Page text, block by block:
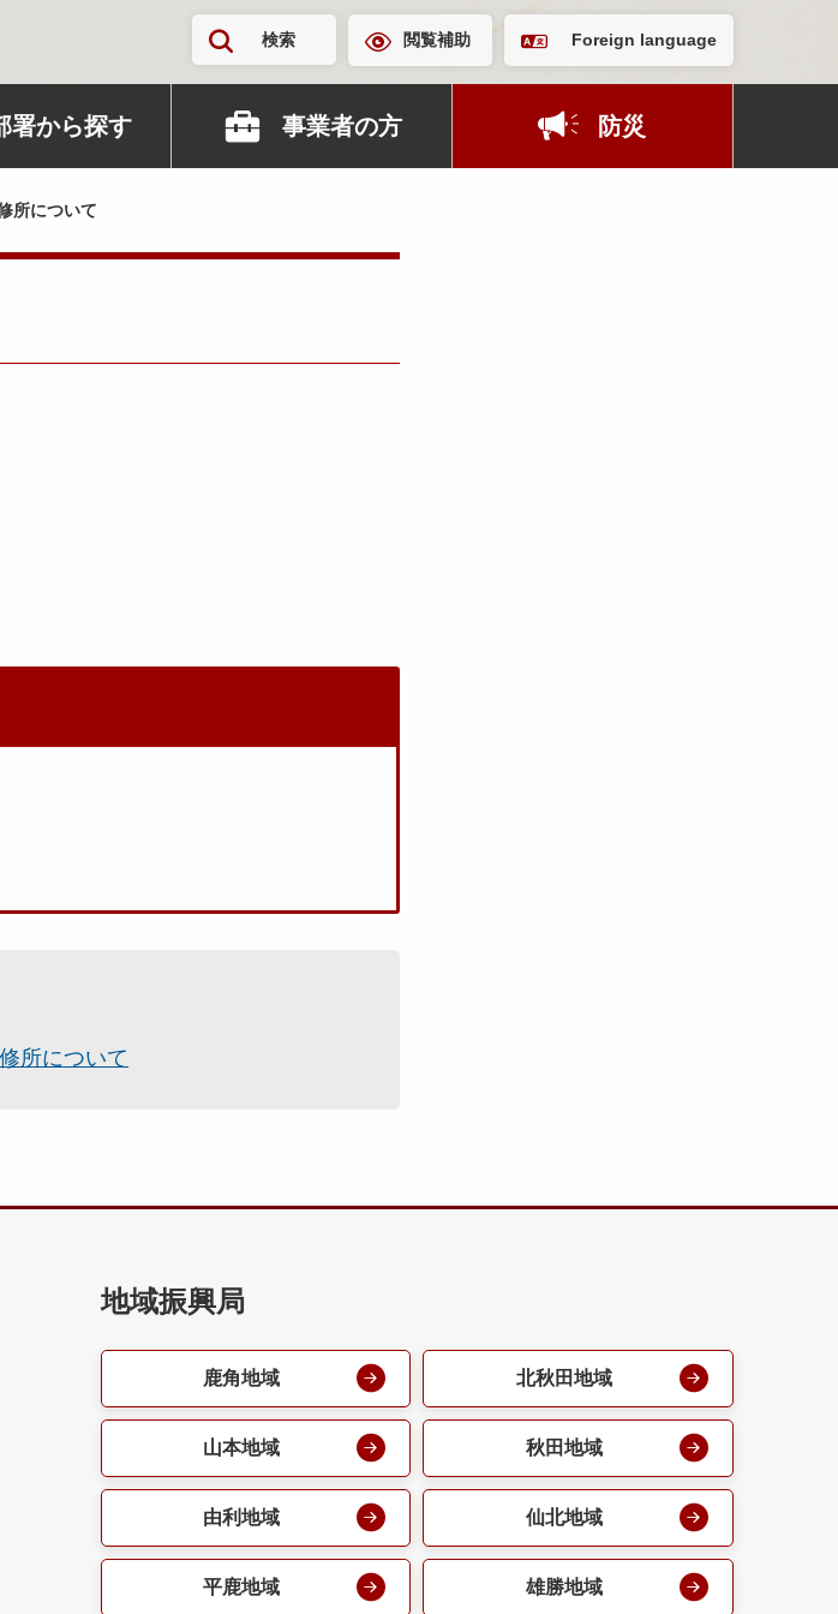
検索 閲覧補助 Foreign language
署から探す 事業者の方 防災
所について
所について
地域振興局
鹿角地域 北秋田地域
山本地域 秋田地域
由利地域 仙北地域
平鹿地域 雄勝地域